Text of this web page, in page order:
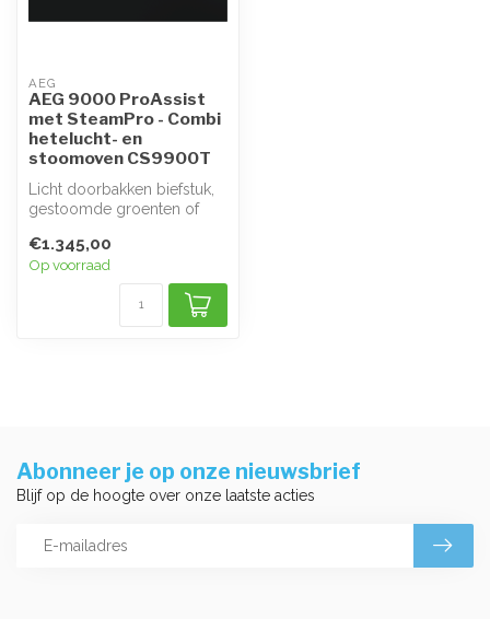
AEG
AEG 9000 ProAssist
met SteamPro - Combi
hetelucht- en
stoomoven CS9900T
Licht doorbakken biefstuk,
gestoomde groenten of
oven met...
€1.345,00
Op voorraad
Abonneer je op onze nieuwsbrief
Blijf op de hoogte over onze laatste acties